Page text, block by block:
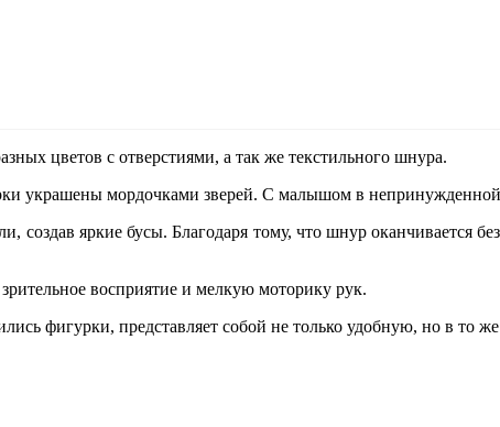
цветов с отверстиями, а так же текстильного шнура.
украшены мордочками зверей. С малышом в
создав яркие бусы. Благодаря тому, что шнур оканчивается
восприятие и мелкую моторику рук.
фигурки, представляет собой не только удобную, но в то